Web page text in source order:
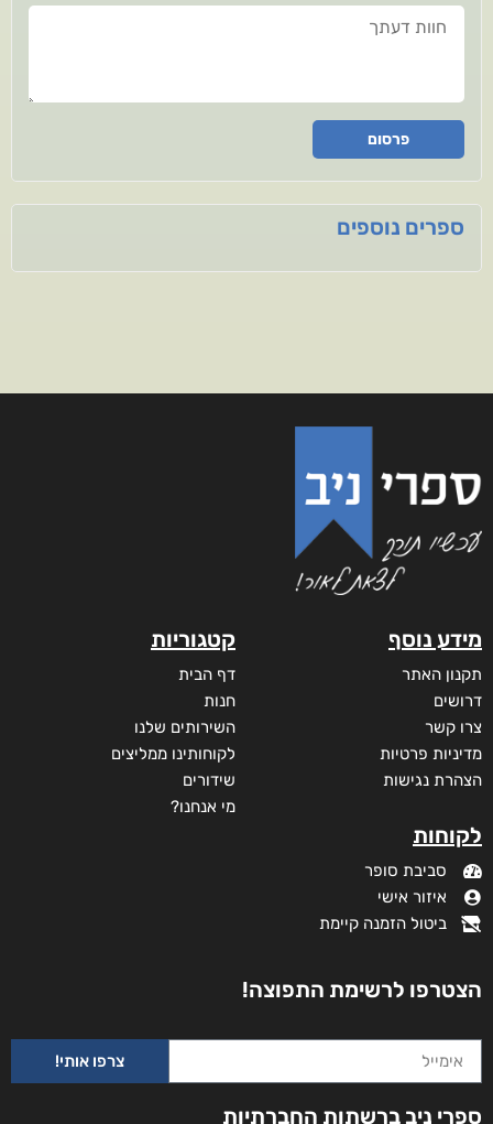
חוות דעתך
פרסום
ספרים נוספים
מידע נוסף
תקנון האתר
דרושים
צרו קשר
מדיניות פרטיות
הצהרת נגישות
לקוחות
סביבת סופר
איזור אישי
ביטול הזמנה קיימת
קטגוריות
דף הבית
חנות
השירותים שלנו
לקוחותינו ממליצים
שידורים
מי אנחנו?
הצטרפו לרשימת התפוצה!
צרפו אותי!
ספרי ניב ברשתות החברתיות